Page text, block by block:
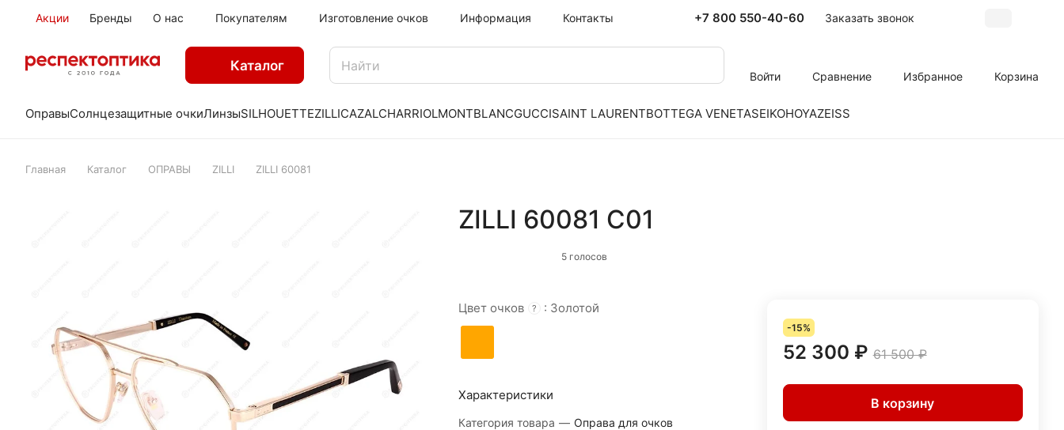
Акции Бренды О нас Покупателям Изготовление очков Информация Контакты +7 800 550-40-60 Заказать звонок
Каталог
Войти Сравнение Избранное Корзина
ОправыСолнцезащитные очкиЛинзыSILHOUETTEZILLICAZALCHARRIOLMONTBLANCGUCCISAINT LAURENTBOTTEGA VENETASEIKOHOYAZEISS
Главная Каталог ОПРАВЫ ZILLI ZILLI 60081
ZILLI 60081 C01
5 голосов
Цвет очков ? : Золотой
Характеристики
Категория товара — Оправа для очков
-15%
52 300 ₽ 61 500 ₽
В корзину